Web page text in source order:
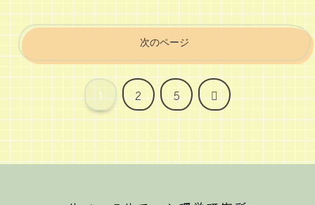
次のページ
1 2 5
次
へ